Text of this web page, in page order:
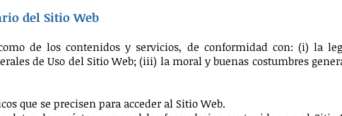
del Sitio Web
de los contenidos y servicios, de conformidad con: (i) la
de Uso del Sitio Web; (iii) la moral y buenas costumbres
que se precisen para acceder al Sitio Web.